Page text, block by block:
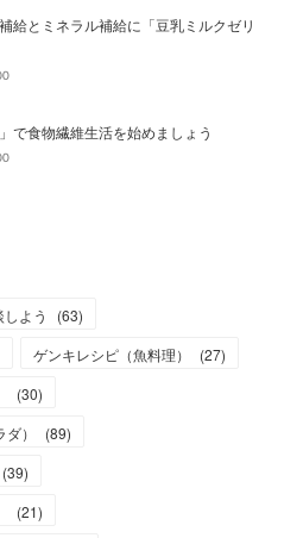
給とミネラル補給に「豆乳ミルクゼリ
で食物繊維生活を始めましょう
よう (63)
ゲンキレシピ（魚料理） (27)
(30)
）
(89)
(39)
(21)